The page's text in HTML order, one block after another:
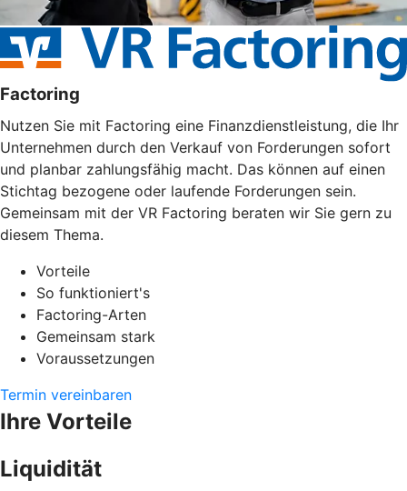
Factoring
Nutzen Sie mit Factoring eine Finanzdienstleistung, die Ihr
Unternehmen durch den Verkauf von Forderungen sofort
und planbar zahlungsfähig macht. Das können auf einen
Stichtag bezogene oder laufende Forderungen sein.
Gemeinsam mit der VR Factoring beraten wir Sie gern zu
diesem Thema.
Vorteile
So funktioniert's
Factoring-Arten
Gemeinsam stark
Voraussetzungen
Termin vereinbaren
Ihre Vorteile
Liquidität